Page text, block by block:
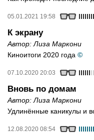
05.01.2021 19:58
К экрану
Автор: Лиза Маркони
Киноитоги 2020 года ©
07.10.2020 20:03
Вновь по домам
Автор: Лиза Маркони
Удлинённые каникулы и
12.08.2020 08:54